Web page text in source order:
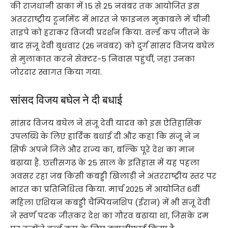
की राजधानी ढाका में 15 से 25 नवंबर तक आयोजित इस
अंतरराष्ट्रीय टूर्नामेंट में भारत ने फाइनल मुकाबले में चीनी
ताइपे को हराकर विजयी प्रदर्शन किया. वर्ल्ड कप जीतने के
बाद संजू देवी बुधवार (26 नवंबर) को दुर्ग सांसद विजय बघेल
से मुलाकात करने सेक्टर-5 निवास पहुंचीं, जहां उनका
जोरदार स्वागत किया गया.
सांसद विजय बघेल ने दी बधाई
सांसद विजय बघेल ने संजू देवी यादव को इस ऐतिहासिक
उपलब्धि के लिए हार्दिक बधाई दी और कहा कि संजू ने न
सिर्फ अपने जिले और राज्य का, बल्कि पूरे देश का मान
बढ़ाया है. छत्तीसगढ़ के 25 साल के इतिहास में यह पहला
अवसर रहा जब किसी कबड्डी खिलाड़ी ने अंतरराष्ट्रीय स्तर पर
भारत का प्रतिनिधित्व किया. मार्च 2025 में आयोजित 6वीं
महिला एशियन कबड्डी चैम्पियनशिप (ईरान) में भी संजू देवी
ने स्वर्ण पदक जीतकर देश का गौरव बढ़ाया था, जिसके दम